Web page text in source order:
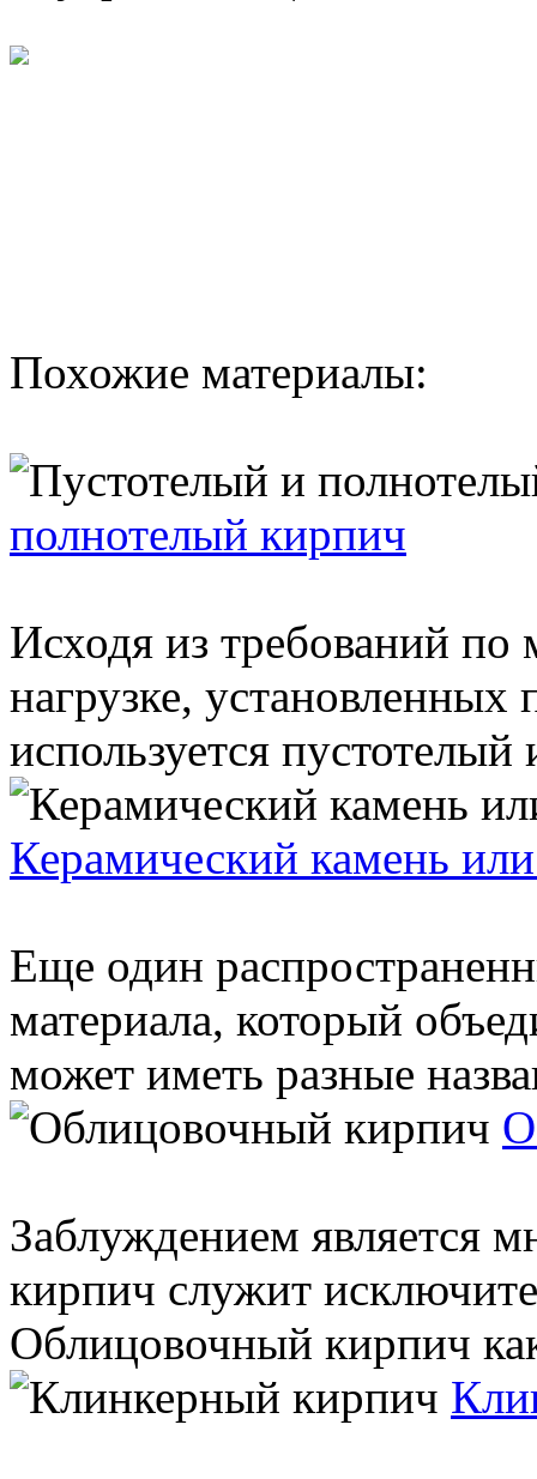
Похожие материалы:
полнотелый кирпич
Исходя из требований
нагрузке, установленных
используется
Керамический камень
Еще один
материала, который
может иметь разные
Заблуждением является
кирпич служит
Облицовочный кирпич